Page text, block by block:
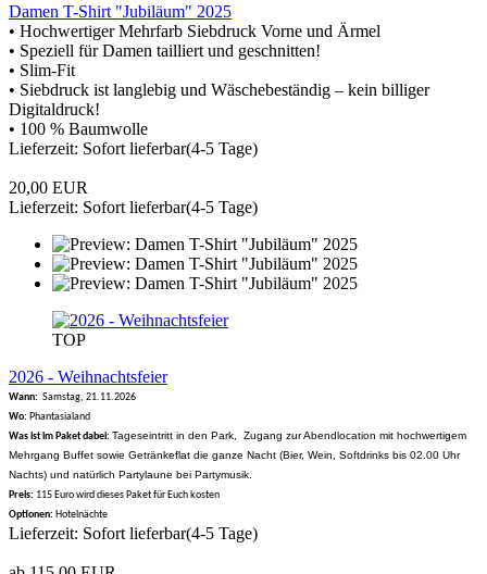
Damen T-Shirt "Jubiläum" 2025
• Hochwertiger Mehrfarb Siebdruck Vorne und Ärmel
• Speziell für Damen tailliert und geschnitten!
• Slim-Fit
• Siebdruck ist langlebig und Wäschebeständig – kein billiger
Digitaldruck!
• 100 % Baumwolle
Lieferzeit: Sofort lieferbar(4-5 Tage)
20,00 EUR
Lieferzeit: Sofort lieferbar(4-5 Tage)
TOP
2026 - Weihnachtsfeier
Wann: Samstag, 21.11.2026
Wo: Phantasialand
Was ist im Paket dabei: Tageseintritt in den Park, Zugang zur Abendlocation mit hochwertigem
Mehrgang Buffet sowie Getränkeflat die ganze Nacht (Bier, Wein, Softdrinks bis 02.00 Uhr
Nachts) und natürlich Partylaune bei Partymusik.
Preis: 115 Euro wird dieses Paket für Euch kosten
Optionen: Hotelnächte
Lieferzeit: Sofort lieferbar(4-5 Tage)